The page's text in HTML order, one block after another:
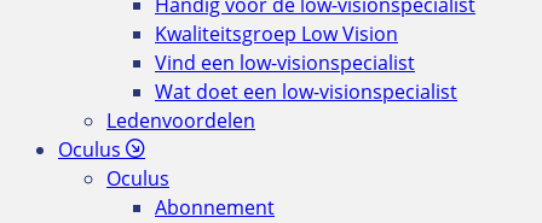
Kwaliteitsgroep Low Vision
Vind een low-visionspecialist
Wat doet een low-visionspecialist
Ledenvoordelen
Oculus
Oculus
Abonnement